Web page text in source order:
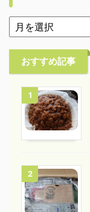
おすすめ記事
1
2